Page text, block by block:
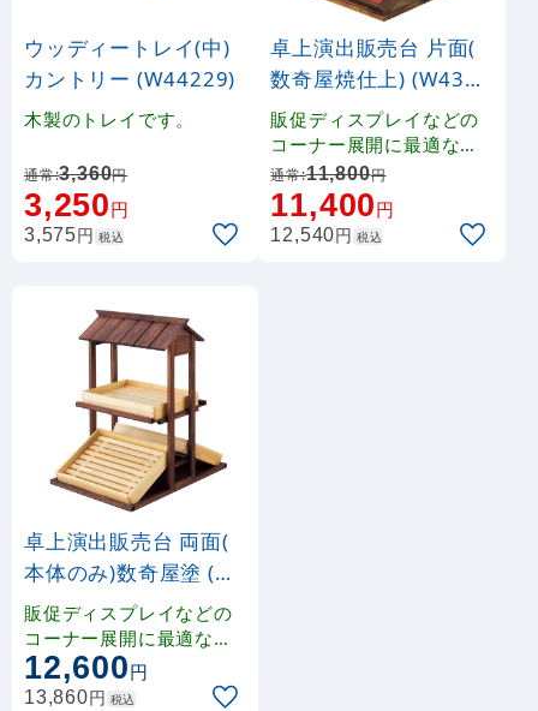
ウッディートレイ(中)
カントリー (W44229)
木製のトレイです。
通常:3,360円
3,250円
3,575円 税込
卓上演出販売台 片面(
数奇屋焼仕上) (W4347
0)
販促ディスプレイなどの
コーナー展開に最適な、
卓上タイプの演出販売台
（完成品）です。
通常:11,800円
11,400円
12,540円 税込
卓上演出販売台 両面(
本体のみ)数奇屋塗 (W
43451)
販促ディスプレイなどの
コーナー展開に最適な、
卓上タイプの演出販売台
（完成品）です。
12,600円
13,860円 税込